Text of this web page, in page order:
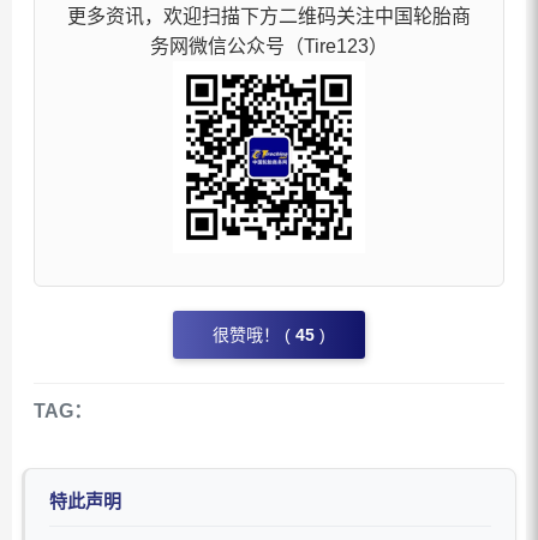
更多资讯，欢迎扫描下方二维码关注中国轮胎商
务网微信公众号（Tire123）
很赞哦！ ( 45 )
TAG：
特此声明